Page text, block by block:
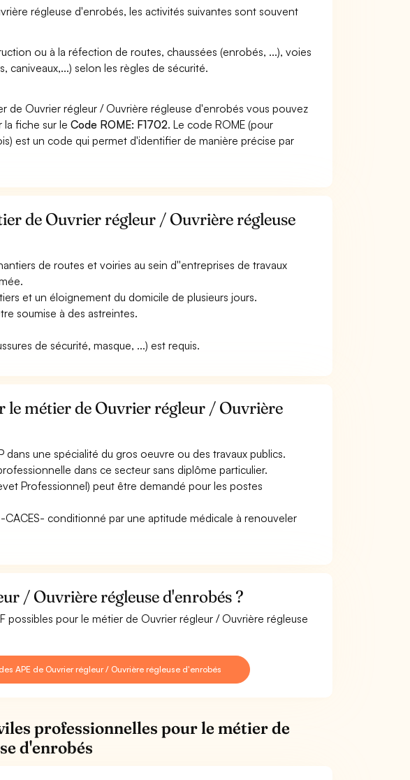
régleuse d'enrobés, les activités suivantes sont souvent
ou à la réfection de routes, chaussées (enrobés, ...), voies
selon les règles de sécurité.
de Ouvrier régleur / Ouvrière régleuse d'enrobés vous pouvez
la fiche sur leCode ROME: F1702. Le code ROME (pour
est un code qui permet d'identifier de manière précise par
de Ouvrier régleur / Ouvrière régleuse
de routes et voiries au sein d''entreprises de travaux
et un éloignement du domicile de plusieurs jours.
soumise à des astreintes.
de sécurité, masque, ...) est requis.
métier de Ouvrier régleur / Ouvrière
une spécialité du gros oeuvre ou des travaux publics.
dans ce secteur sans diplôme particulier.
Professionnel) peut être demandé pour les postes
conditionné par une aptitude médicale à renouveler
/ Ouvrière régleuse d'enrobés ?
possibles pour le métier de Ouvrier régleur / Ouvrière régleuse
APE de Ouvrier régleur / Ouvrière régleuse d'enrobés
professionnelles pour le métier de
d'enrobés